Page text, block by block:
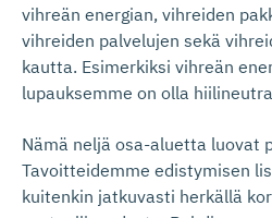
vihreän energian, vihreiden
vihreiden palvelujen sekä
kautta. Esimerkiksi vihreän
lupauksemme on olla
Nämä neljä osa-aluetta luovat
Tavoitteidemme edistymisen
kuitenkin jatkuvasti herkällä